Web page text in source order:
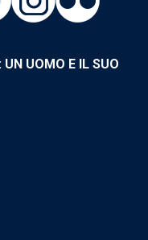
UN UOMO E IL SUO